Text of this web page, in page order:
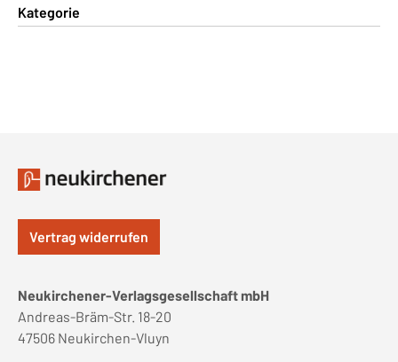
Kategorie
Vertrag widerrufen
Neukirchener-Verlagsgesellschaft mbH
Andreas-Bräm-Str. 18-20
47506 Neukirchen-Vluyn